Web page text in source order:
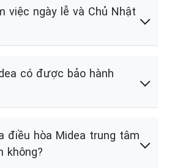
việc ngày lễ và Chủ Nhật
có được bảo hành
điều hòa Midea trung tâm
không?